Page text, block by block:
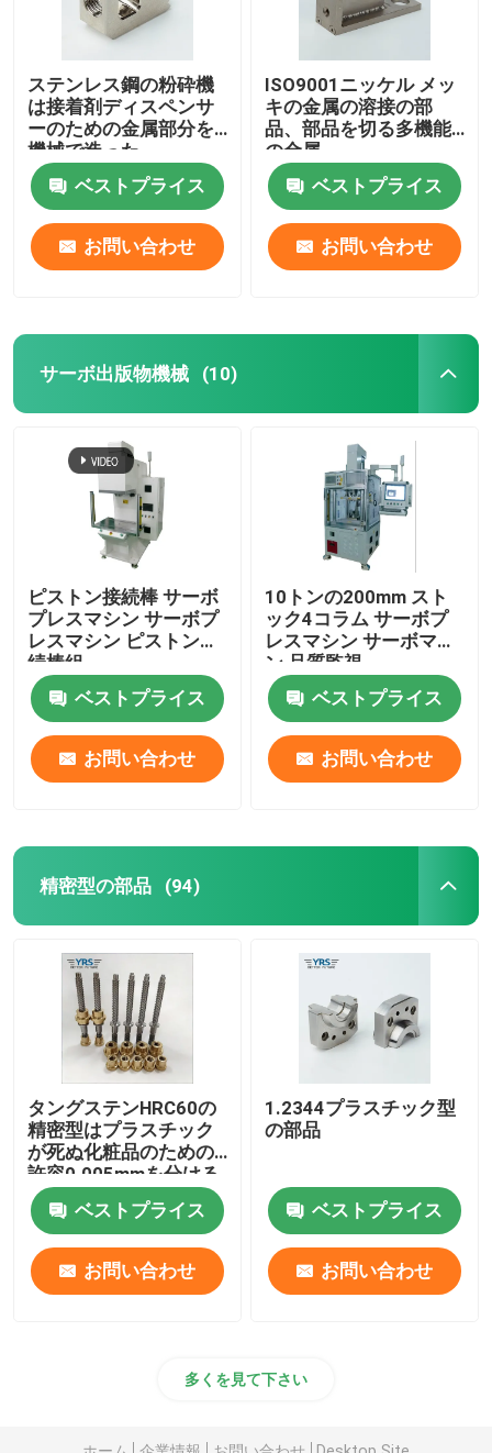
ステンレス鋼の粉砕機
は接着剤ディスペンサ
ーのための金属部分を
機械で造った
ベストプライス
お問い合わせ
ISO9001ニッケル メッ
キの金属の溶接の部
品、部品を切る多機能
の金属
ベストプライス
お問い合わせ
サーボ出版物機械 (10)
ピストン接続棒 サーボ
プレスマシン サーボプ
レスマシン ピストン接
続棒組
ベストプライス
お問い合わせ
10トンの200mm スト
ック4コラム サーボプ
レスマシン サーボマシ
ン 品質監視
ベストプライス
お問い合わせ
精密型の部品 (94)
タングステンHRC60の
精密型はプラスチック
が死ぬ化粧品のための
許容0.005mmを分ける
ベストプライス
お問い合わせ
1.2344プラスチック型
の部品
ベストプライス
お問い合わせ
多くを見て下さい